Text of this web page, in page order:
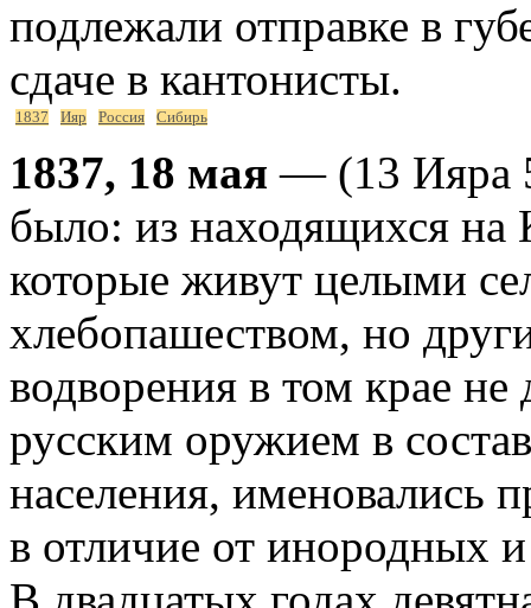
подлежали отправке в
сдаче в кантонисты.
1837 Ияр Россия Сибирь
1837, 18 мая — (13 Ияра
было: из находящихся на
которые живут целыми
хлебопашеством, но
водворения в том крае
русским оружием в
населения, именовались
в отличие от инородных